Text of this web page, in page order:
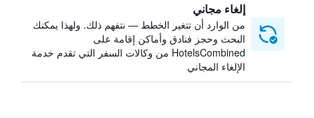
إلغاء مجاني
من الوارد أن تتغير الخطط — نتفهم ذلك. ولهذا يمكنك
البحث وحجز فنادق وأماكن إقامة على
HotelsCombined من وكالات السفر التي تقدم خدمة
الإلغاء المجاني